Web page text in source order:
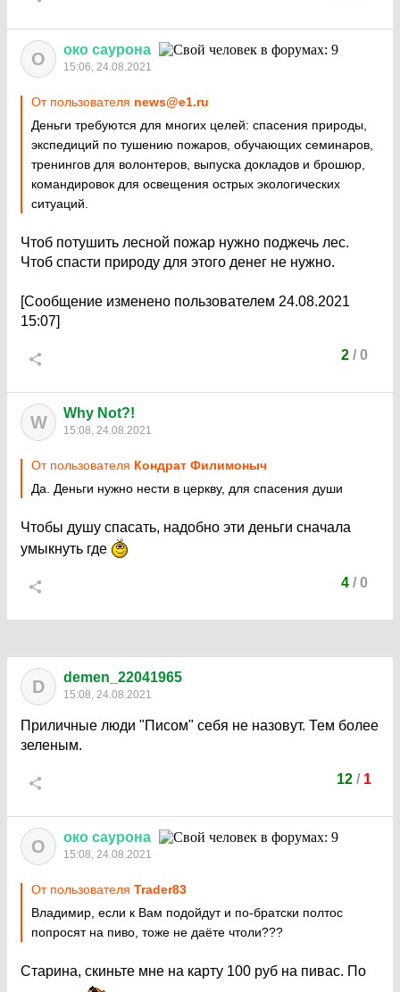
О око саурона
15:06, 24.08.2021
От пользователя news@e1.ru
Деньги требуются для многих целей: спасения природы,
экспедиций по тушению пожаров, обучающих семинаров,
тренингов для волонтеров, выпуска докладов и брошюр,
командировок для освещения острых экологических
ситуаций.
Чтоб потушить лесной пожар нужно поджечь лес.
Чтоб спасти природу для этого денег не нужно.
[Сообщение изменено пользователем 24.08.2021
15:07]
2/ 0
W Why Not?!
15:08, 24.08.2021
От пользователя Кондрат Филимоныч
Да. Деньги нужно нести в церкву, для спасения души
Чтобы душу спасать, надобно эти деньги сначала
умыкнуть где
4/ 0
D demen_22041965
15:08, 24.08.2021
Приличные люди "Писом" себя не назовут. Тем более
зеленым.
12 / 1
О око саурона
15:08, 24.08.2021
От пользователя Trader83
Владимир, если к Вам подойдут и по-братски полтос
попросят на пиво, тоже не даёте чтоли???
Старина, скиньте мне на карту 100 руб на пивас. По